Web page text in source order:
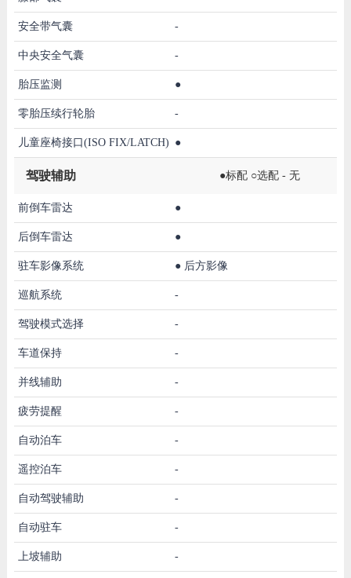
安全带气囊 -
中央安全气囊 -
胎压监测 ●
零胎压续行轮胎 -
儿童座椅接口(ISO FIX/LATCH) ●
驾驶辅助 ●标配 ○选配 - 无
前倒车雷达 ●
后倒车雷达 ●
驻车影像系统 ● 后方影像
巡航系统 -
驾驶模式选择 -
车道保持 -
并线辅助 -
疲劳提醒 -
自动泊车 -
遥控泊车 -
自动驾驶辅助 -
自动驻车 -
上坡辅助 -